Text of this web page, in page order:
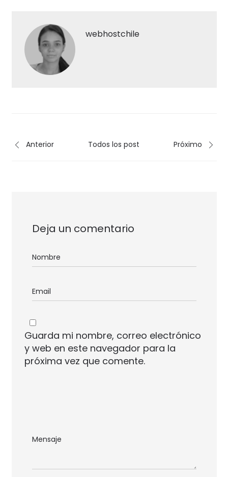
webhostchile
Anterior Todos los post Próximo
Deja un comentario
Guarda mi nombre, correo electrónico
y web en este navegador para la
próxima vez que comente.